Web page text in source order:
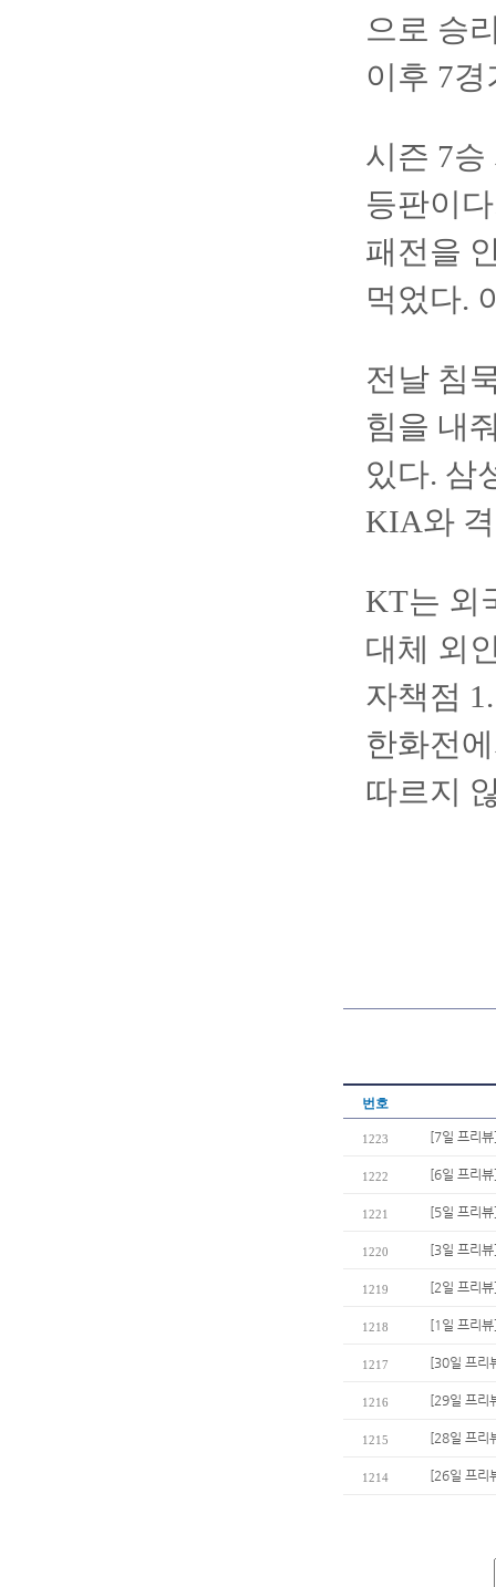
으로 승
이후 7
시즌 7
등판이
패전을
먹었다.
전날 침
힘을 내
있다. 삼
KIA와
KT는 외
대체 외
자책점
한화전
따르지
번호
1223 [7일 프리
1222 [6일 프리
1221 [5일 프리
1220 [3일 프리
1219 [2일 프리
1218 [1일 프리
1217 [30일 프리
1216 [29일 프리
1215 [28일 프리
1214 [26일 프리